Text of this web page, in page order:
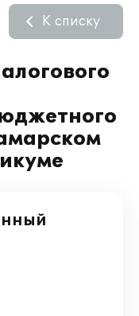
К списку